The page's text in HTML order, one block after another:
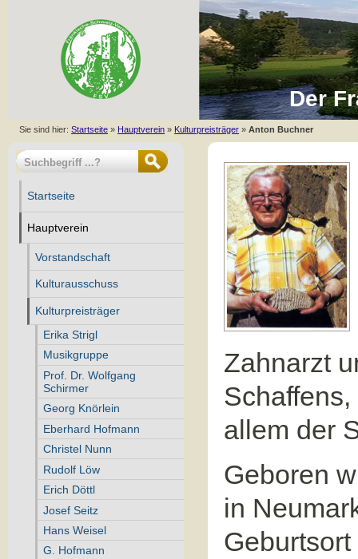
Der
Sie sind hier:Startseite » Hauptverein » Kulturpreisträger »Anton Buchner
Startseite
Hauptverein
Vorstandschaft
Kulturausschuss
Kulturpreisträger
Erika Strigl
Musikgruppe
Prof. Dr. Wolfgang
Schirmer
Georg Knörlein
Eberhard Hofmann
Christel Nunn
Rudolf Löw
Erich Döttl
Josef Seitz
Hans Weisel
G. Hofmann
Zahnarzt
allem der
Geboren
in